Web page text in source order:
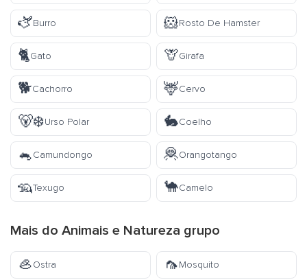
🫏Burro 🐹Rosto De Hamster
🐈Gato 🦒Girafa
🐕Cachorro 🦌Cervo
🐻‍❄️Urso Polar 🐇Coelho
🐁Camundongo 🦧Orangotango
🦡Texugo 🐪Camelo
Mais do Animais e Natureza grupo
🦪Ostra 🦟Mosquito